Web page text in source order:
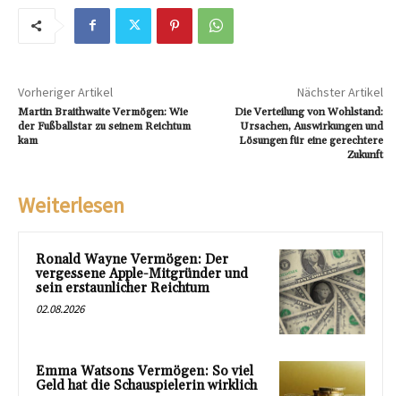
Vorheriger Artikel
Martin Braithwaite Vermögen: Wie
der Fußballstar zu seinem Reichtum
kam
Nächster Artikel
Die Verteilung von Wohlstand:
Ursachen, Auswirkungen und
Lösungen für eine gerechtere
Zukunft
Weiterlesen
Ronald Wayne Vermögen: Der
vergessene Apple-Mitgründer und
sein erstaunlicher Reichtum
02.08.2026
Emma Watsons Vermögen: So viel
Geld hat die Schauspielerin wirklich